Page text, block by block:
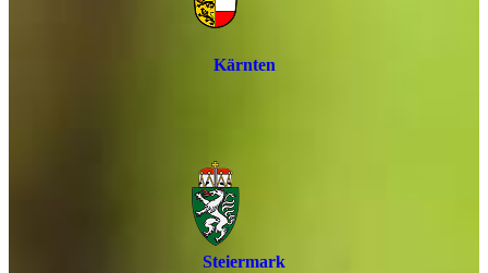
Kärnten
Steiermark